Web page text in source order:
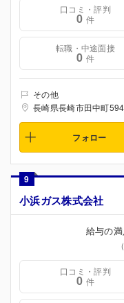
口コミ・評判
0 件
転職・中途面接
0 件
その他
長崎県長崎市田中町
フォロー
9
小浜ガス株式会社
給与の
口コミ・評判
0 件